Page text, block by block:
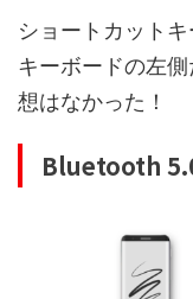
ショートカット
キーボードの左
想はなかった！
Bluetooth